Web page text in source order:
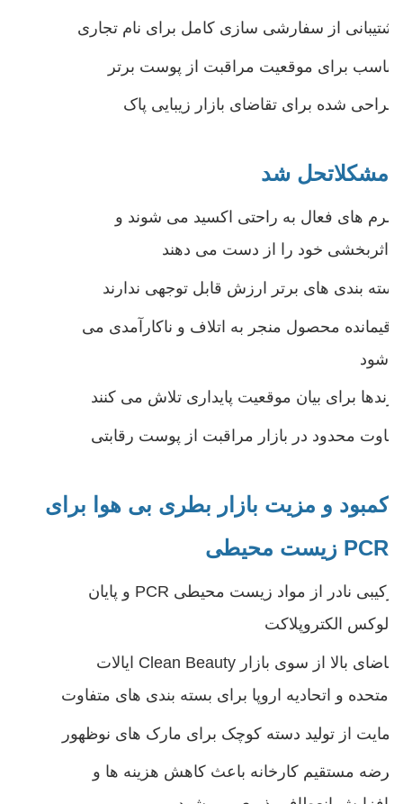
پشتیبانی از سفارشی سازی کامل برای نام تجاری
مناسب برای موقعیت مراقبت از پوست برتر
طراحی شده برای تقاضای بازار زیبایی پاک
مشکلاتحل شد
سرم های فعال به راحتی اکسید می شوند و
اثربخشی خود را از دست می دهند
بسته بندی های برتر ارزش قابل توجهی ندارند
باقیمانده محصول منجر به اتلاف و ناکارآمدی می
شود
برندها برای بیان موقعیت پایداری تلاش می کنند
تفاوت محدود در بازار مراقبت از پوست رقابتی
کمبود و مزیت بازار بطری بی هوا برای
PCR زیست محیطی
ترکیبی نادر از مواد زیست محیطی PCR و پایان
لوکس الکتروپلاکت
تقاضای بالا از سوی بازار Clean Beauty ایالات
متحده و اتحادیه اروپا برای بسته بندی های متفاوت
حمایت از تولید دسته کوچک برای مارک های نوظهور
عرضه مستقیم کارخانه باعث کاهش هزینه ها و